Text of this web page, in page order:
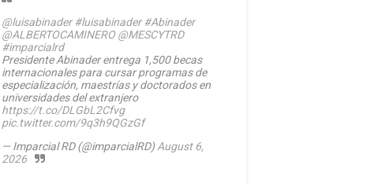
@luisabinader #luisabinader #Abinader
@ALBERTOCAMINERO @MESCYTRD
#imparcialrd
Presidente Abinader entrega 1,500 becas
internacionales para cursar programas de
especialización, maestrías y doctorados en
universidades del extranjero
https://t.co/DLGbL2Cfvg
pic.twitter.com/9q3h9QGzGf
— Imparcial RD (@imparcialRD)August 6,
2026